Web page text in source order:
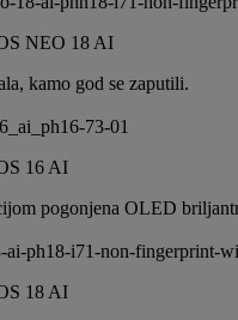
NEO 18 AI
kamo god se zaputili.
16 AI
pogonjena OLED
18 AI